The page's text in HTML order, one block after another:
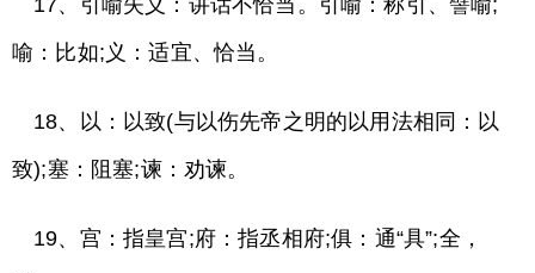
17、引喻失义：讲话不恰当。引喻：称引、譬喻;
喻：比如;义：适宜、恰当。
18、以：以致(与以伤先帝之明的以用法相同：以
致);塞：阻塞;谏：劝谏。
19、宫：指皇宫;府：指丞相府;俱：通“具”;全，